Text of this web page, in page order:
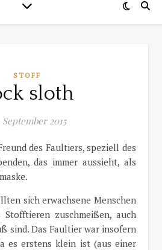
STOFF
sloth
September 2015
das immer aussieht, als
sich erwachsene Menschen
zuschmeißen, auch
sind. Das Faultier war insofern
es erstens klein ist (aus einer